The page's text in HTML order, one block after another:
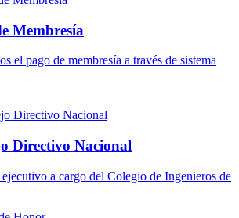
Membresía
el pago de membresía a través de sistema
Directivo Nacional
a cargo del Colegio de Ingenieros de